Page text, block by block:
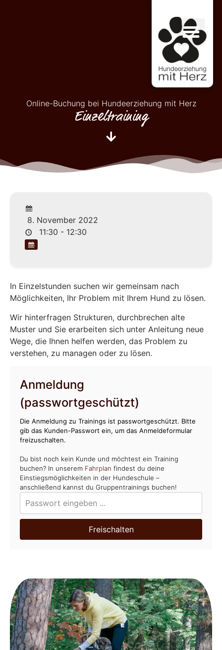
Online-Buchung bei Hundeerziehung mit Herz
Einzeltraining
8. November 2022
11:30 - 12:30
In Einzelstunden suchen wir gemeinsam nach
Möglichkeiten, Ihr Problem mit Ihrem Hund zu lösen.
Wir hinterfragen Strukturen, durchbrechen alte
Muster und Sie erarbeiten sich unter Anleitung neue
Wege, die Ihnen helfen werden, das Problem zu
verstehen, zu managen oder zu lösen.
Anmeldung
(passwortgeschützt)
Die Anmeldung zu Trainings ist passwortgeschützt. Bitte
gib das Kunden-Passwort ein, um das Anmeldeformular
freizuschalten.
Du bist noch kein Kunde und möchtest ein Training
buchen? In unserem Fahrplan findest du deine
Einstiegsmöglichkeiten in der Hundeschule –
anschließend kannst du Gruppentrainings buchen!
Freischalten